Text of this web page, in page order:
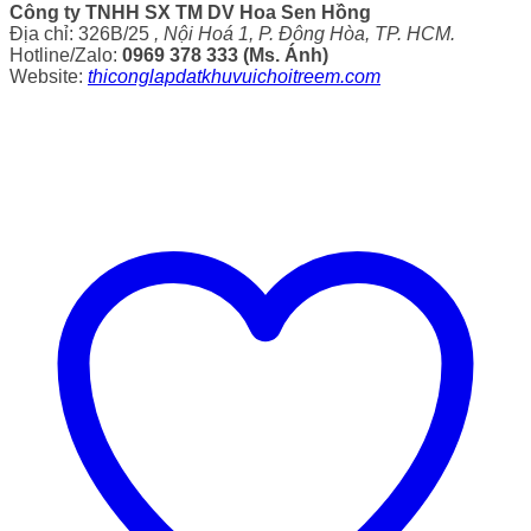
Công ty TNHH SX TM DV Hoa Sen Hồng
Địa chỉ: 326B/25 , Nội Hoá 1, P. Đông Hòa, TP. HCM.
Hotline/Zalo: 0969 378 333 (Ms. Ánh)
Website: thiconglapdatkhuvuichoitreem.com